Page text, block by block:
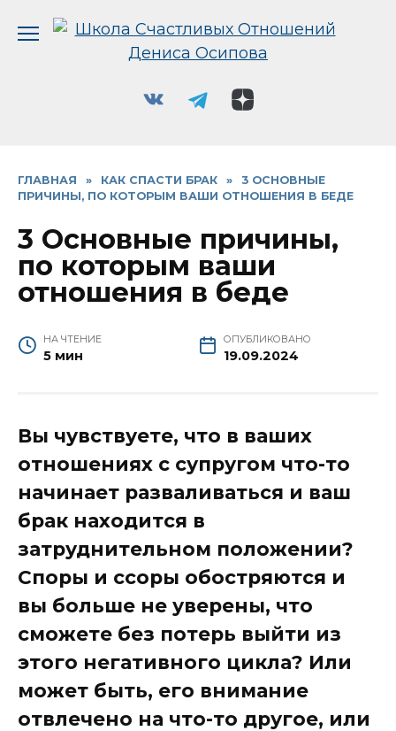
ГЛАВНАЯ » КАК СПАСТИ БРАК »
3 ОСНОВНЫЕ
ПРИЧИНЫ, ПО КОТОРЫМ ВАШИ ОТНОШЕНИЯ В БЕДЕ
3 Основные причины,
по которым ваши
отношения в беде
НА ЧТЕНИЕ
5 мин
ОПУБЛИКОВАНО
19.09.2024
Вы чувствуете, что в ваших
отношениях с супругом что-то
начинает разваливаться и ваш
брак находится в
затруднительном положении?
Споры и ссоры обостряются и
вы больше не уверены, что
сможете без потерь выйти из
этого негативного цикла? Или
может быть, его внимание
отвлечено на что-то другое, или